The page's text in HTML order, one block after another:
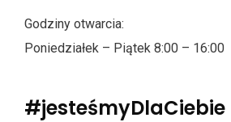
Godziny otwarcia:
Poniedziałek – Piątek 8:00 – 16:00
#jesteśmyDlaCiebie